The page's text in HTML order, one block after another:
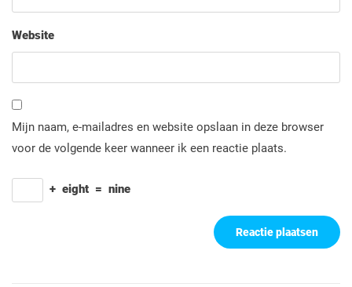
Website
Mijn naam, e-mailadres en website opslaan in deze browser
voor de volgende keer wanneer ik een reactie plaats.
+ eight = nine